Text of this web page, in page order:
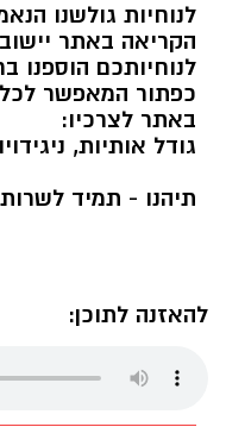
לנוחיות גולשנו
הקריאה באתר
לנוחיותכם
כפתור המאפשר
באתר לצרכיו:
גודל אותיות,
תיהנו - תמיד
להאזנה לתוכן: